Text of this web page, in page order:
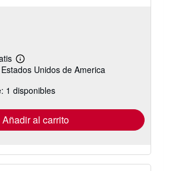
Más
información
las
tarifas
envío
Unidos de America
1 disponibles
Añadir al carrito